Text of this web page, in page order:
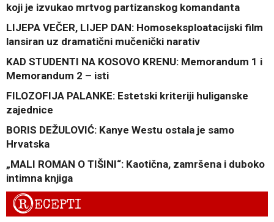
koji je izvukao mrtvog partizanskog komandanta
LIJEPA VEČER, LIJEP DAN: Homoseksploatacijski film
lansiran uz dramatični mučenički narativ
KAD STUDENTI NA KOSOVO KRENU: Memorandum 1 i
Memorandum 2 – isti
FILOZOFIJA PALANKE: Estetski kriteriji huliganske
zajednice
BORIS DEŽULOVIĆ: Kanye Westu ostala je samo
Hrvatska
„MALI ROMAN O TIŠINI“: Kaotična, zamršena i duboko
intimna knjiga
RECEPTI